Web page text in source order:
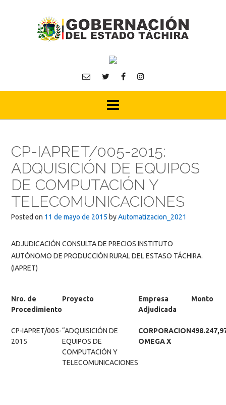
CP-IAPRET/005-2015:
ADQUISICIÓN DE EQUIPOS
DE COMPUTACIÓN Y
TELECOMUNICACIONES
Posted on 11 de mayo de 2015 byAutomatizacion_2021
ADJUDICACIÓN CONSULTA DE PRECIOS INSTITUTO
AUTÓNOMO DE PRODUCCIÓN RURAL DEL ESTASO TÁCHIRA.
(IAPRET)
Nro. de
Procedimiento
Proyecto
Empresa
Adjudicada
Monto
CP-IAPRET/005-
2015
“ADQUISICIÓN DE
EQUIPOS DE
COMPUTACIÓN Y
TELECOMUNICACIONES
CORPORACION
OMEGA X